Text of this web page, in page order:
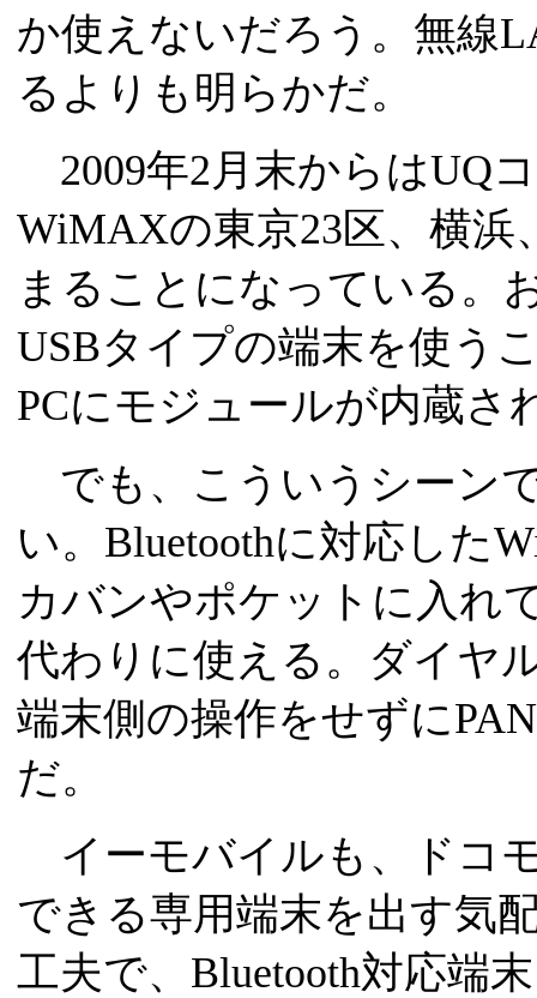
か使えないだろう。無線
るよりも明らかだ。
2009年2月末からはUQ
WiMAXの東京23区、横浜
まることになっている。
USBタイプの端末を使う
PCにモジュールが内蔵さ
でも、こういうシーン
い。Bluetoothに対応した
カバンやポケットに入れ
代わりに使える。ダイヤ
端末側の操作をせずに
だ。
イーモバイルも、ドコ
できる専用端末を出す気
工夫で、Bluetooth対応端